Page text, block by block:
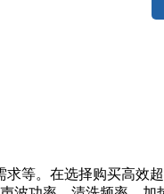
等。在选择购买高效